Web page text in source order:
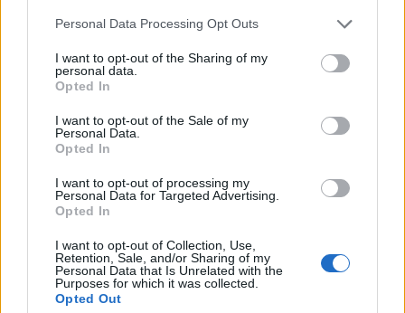
Personal Data Processing Opt Outs
I want to opt-out of the Sharing of my
personal data.
Opted In
I want to opt-out of the Sale of my
Personal Data.
Opted In
I want to opt-out of processing my
Personal Data for Targeted Advertising.
Opted In
I want to opt-out of Collection, Use,
Retention, Sale, and/or Sharing of my
Personal Data that Is Unrelated with the
Purposes for which it was collected.
Opted Out
απαγόρευση πρόσβασης
στη Γάζα σε 37 ΜΚΟ
Γαλλία-Υπουργείο
Εσωτερικών: Ο τρόπος
Τζορτζ Κλούνεϊ στέλνει
«λάθος μήνυμα»